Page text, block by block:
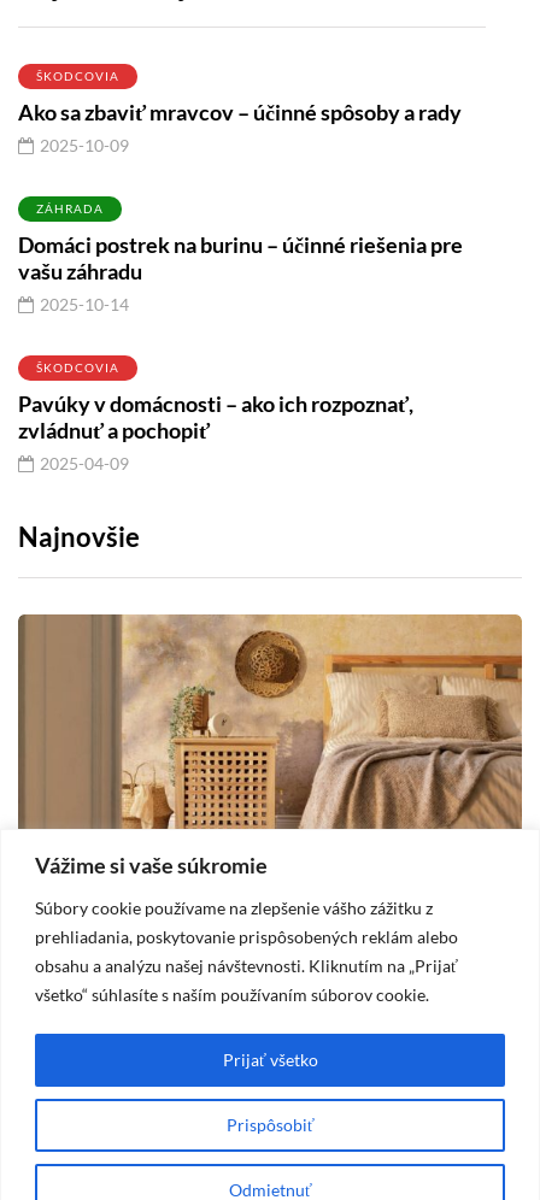
Vážime si vaše súkromie
Súbory cookie používame na zlepšenie vášho zážitku z
prehliadania, poskytovanie prispôsobených reklám alebo
obsahu a analýzu našej návštevnosti. Kliknutím na „Prijať
všetko“ súhlasíte s naším používaním súborov cookie.
Prispôsobiť
Odmietnuť
Prijať všetko
ŠKODCOVIA
Ako sa zbaviť mravcov – účinné spôsoby a rady
2025-10-09
ZÁHRADA
Domáci postrek na burinu – účinné riešenia pre
vašu záhradu
2025-10-14
ŠKODCOVIA
Pavúky v domácnosti – ako ich rozpoznať,
zvládnuť a pochopiť
2025-04-09
Najnovšie
DOM
2025-10-19
Vidiecka spálňa – štýl, ktorý prináša pokoj
Máte otázku? Napíšte mi nakontakt@lillys.sk